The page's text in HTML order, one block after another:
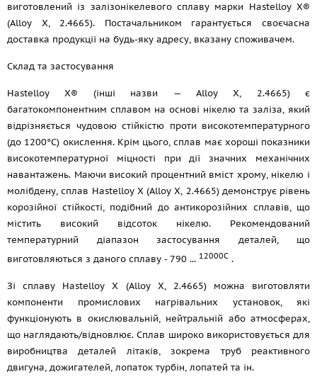
виготовлений із залізонікелевого сплаву марки Hastelloy X®
(Alloy X, 2.4665). Постачальником гарантується своєчасна
доставка продукції на будь-яку адресу, вказану споживачем.
Склад та застосування
Hastelloy X® (інші назви — Alloy X, 2.4665) є
багатокомпонентним сплавом на основі нікелю та заліза, який
відрізняється чудовою стійкістю проти високотемпературного
(до 1200°C) окислення. Крім цього, сплав має хороші показники
високотемпературної міцності при дії значних механічних
навантажень. Маючи високий процентний вміст хрому, нікелю і
молібдену, сплав Hastelloy X (Alloy X, 2.4665) демонструє рівень
корозійної стійкості, подібний до антикорозійних сплавів, що
містить високий відсоток нікелю. Рекомендований
температурний діапазон застосування деталей, що
виготовляються з даного сплаву - 790 ... 12000С .
Зі сплаву Hastelloy X (Alloy X, 2.4665) можна виготовляти
компоненти промислових нагрівальних установок, які
функціонують в окислювальній, нейтральній або атмосферах,
що наглядають/відновлює. Сплав широко використовується для
виробництва деталей літаків, зокрема труб реактивного
двигуна, дожигателей, лопаток турбін, лопатей та ін.